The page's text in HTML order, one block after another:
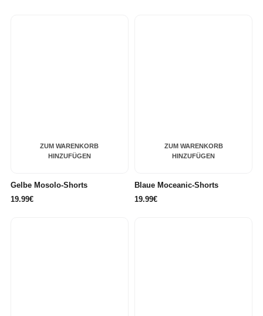
ZUM WARENKORB
HINZUFÜGEN
Gelbe Mosolo-Shorts
19.99€
ZUM WARENKORB
HINZUFÜGEN
Blaue Moceanic-Shorts
19.99€